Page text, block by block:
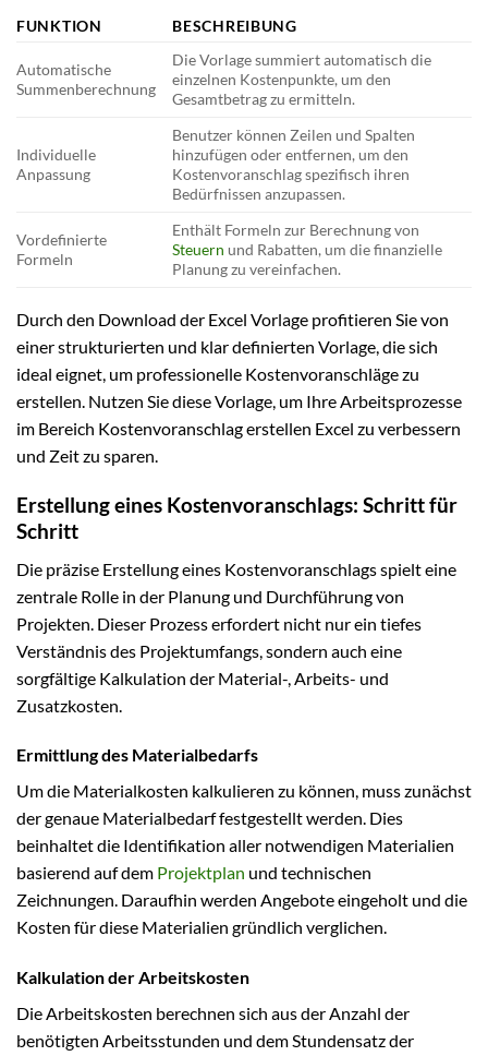
FUNKTION BESCHREIBUNG
Automatische
Summenberechnung
Die Vorlage summiert automatisch die
einzelnen Kostenpunkte, um den
Gesamtbetrag zu ermitteln.
Individuelle
Anpassung
Benutzer können Zeilen und Spalten
hinzufügen oder entfernen, um den
Kostenvoranschlag spezifisch ihren
Bedürfnissen anzupassen.
Vordefinierte
Formeln
Enthält Formeln zur Berechnung von
Steuern und Rabatten, um die finanzielle
Planung zu vereinfachen.
Durch den Download der Excel Vorlage profitieren Sie von
einer strukturierten und klar definierten Vorlage, die sich
ideal eignet, um professionelle Kostenvoranschläge zu
erstellen. Nutzen Sie diese Vorlage, um Ihre Arbeitsprozesse
im Bereich Kostenvoranschlag erstellen Excel zu verbessern
und Zeit zu sparen.
Erstellung eines Kostenvoranschlags: Schritt für
Schritt
Die präzise Erstellung eines Kostenvoranschlags spielt eine
zentrale Rolle in der Planung und Durchführung von
Projekten. Dieser Prozess erfordert nicht nur ein tiefes
Verständnis des Projektumfangs, sondern auch eine
sorgfältige Kalkulation der Material-, Arbeits- und
Zusatzkosten.
Ermittlung des Materialbedarfs
Um die Materialkosten kalkulieren zu können, muss zunächst
der genaue Materialbedarf festgestellt werden. Dies
beinhaltet die Identifikation aller notwendigen Materialien
basierend auf dem Projektplan und technischen
Zeichnungen. Daraufhin werden Angebote eingeholt und die
Kosten für diese Materialien gründlich verglichen.
Kalkulation der Arbeitskosten
Die Arbeitskosten berechnen sich aus der Anzahl der
benötigten Arbeitsstunden und dem Stundensatz der